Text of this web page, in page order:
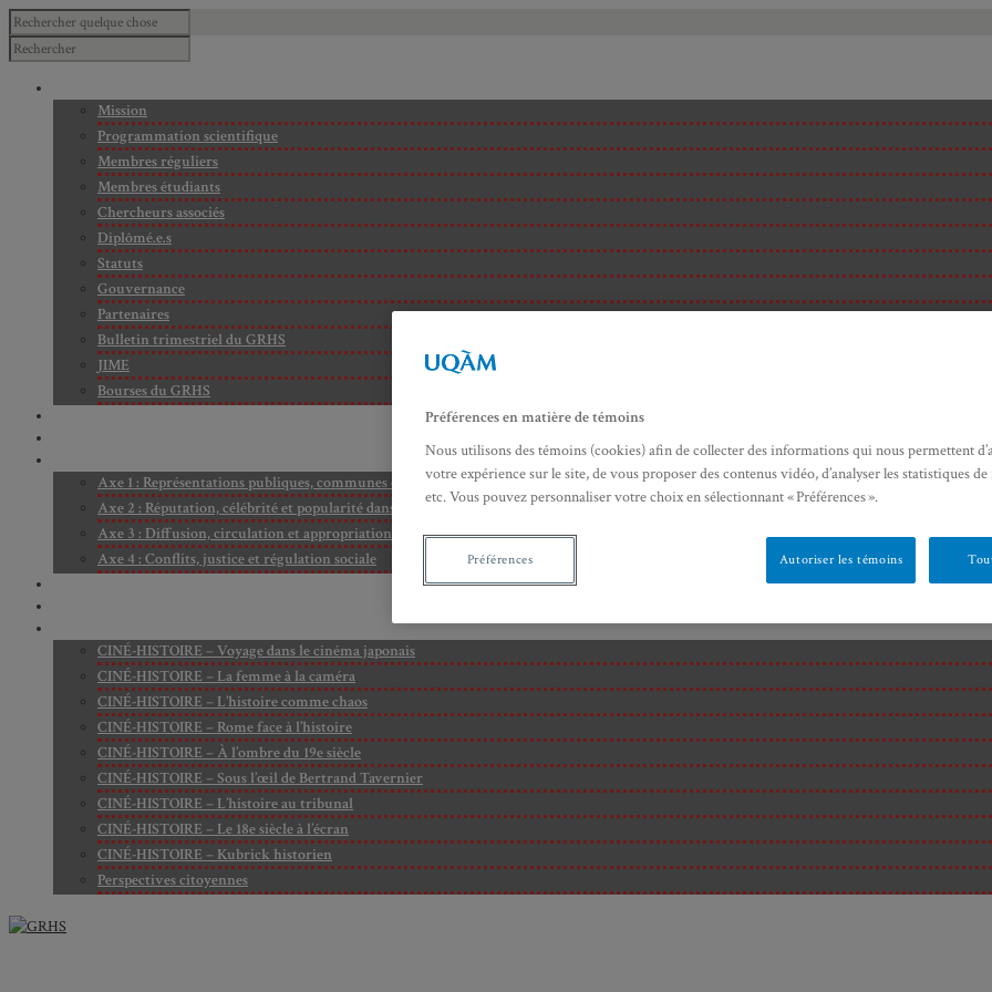
Mission
Programmation scientifique
Membres réguliers
Membres étudiants
Chercheurs associés
Diplômé.e.s
Statuts
Gouvernance
Partenaires
Bulletin trimestriel du GRHS
JIME
Bourses du GRHS
Axe 1 : Représentations publiques, communes et privées de la Cité
Axe 2 : Réputation, célébrité et popularité dans l’espace public
Axe 3 : Diffusion, circulation et appropriation des savoirs
Axe 4 : Conflits, justice et régulation sociale
CINÉ-HISTOIRE – Voyage dans le cinéma japonais
CINÉ-HISTOIRE – La femme à la caméra
CINÉ-HISTOIRE – L’histoire comme chaos
CINÉ-HISTOIRE – Rome face à l’histoire
CINÉ-HISTOIRE – À l’ombre du 19e siècle
CINÉ-HISTOIRE – Sous l’œil de Bertrand Tavernier
CINÉ-HISTOIRE – L’histoire au tribunal
CINÉ-HISTOIRE – Le 18e siècle à l’écran
CINÉ-HISTOIRE – Kubrick historien
Perspectives citoyennes
Préférences en matière de témoins
Nous utilisons des témoins (cookies) afin de collecter des informations qui nous permettent
votre expérience sur le site, de vous proposer des contenus vidéo, d’analyser les statistiques
etc. Vous pouvez personnaliser votre choix en sélectionnant « Préférences ».
Autoriser les témoins
Préférences